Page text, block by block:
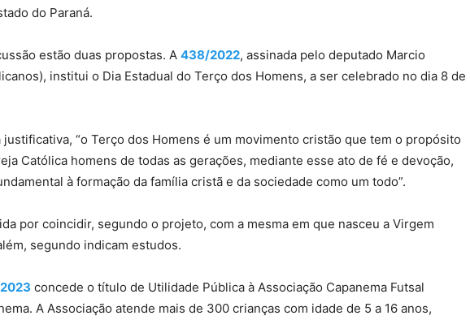
do Paraná.
estão duas propostas. A 438/2022, assinada pelo deputado Marcio
institui o Dia Estadual do Terço dos Homens, a ser celebrado no dia 8 de
justificativa, “o Terço dos Homens é um movimento cristão que tem o propósito
Católica homens de todas as gerações, mediante esse ato de fé e devoção,
à formação da família cristã e da sociedade como um todo”.
por coincidir, segundo o projeto, com a mesma em que nasceu a Virgem
segundo indicam estudos.
concede o título de Utilidade Pública à Associação Capanema Futsal
A Associação atende mais de 300 crianças com idade de 5 a 16 anos,